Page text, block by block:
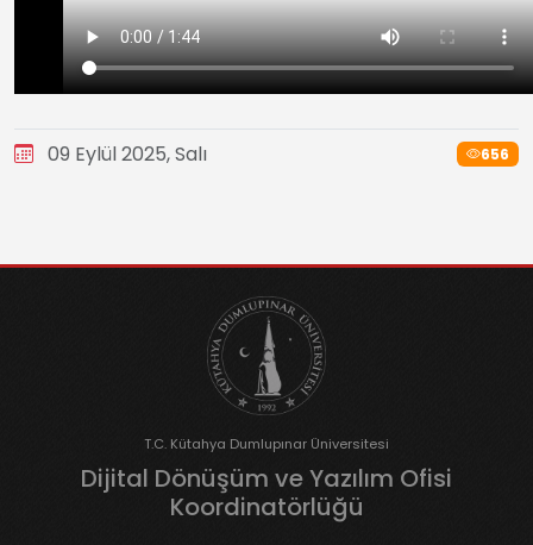
09 Eylül 2025, Salı 656
T.C. Kütahya Dumlupınar Üniversitesi
Dijital Dönüşüm ve Yazılım Ofisi
Koordinatörlüğü